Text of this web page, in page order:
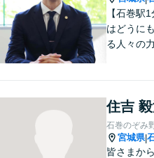
【石巻駅
はどうに
る人々の
決ができ
たします
ださい。
住吉
石巻のぞみ
宮城県|
皆さまか